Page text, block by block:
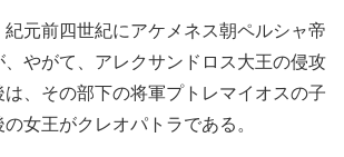
元前四世紀にアケメネス朝ペルシャ帝
、やがて、アレクサンドロス大王の侵攻
は、その部下の将軍プトレマイオスの子
女王がクレオパトラである。